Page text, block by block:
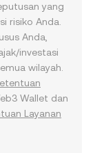
yang
risiko Anda.
Anda,
investasi
wilayah.
Wallet dan
Layanan